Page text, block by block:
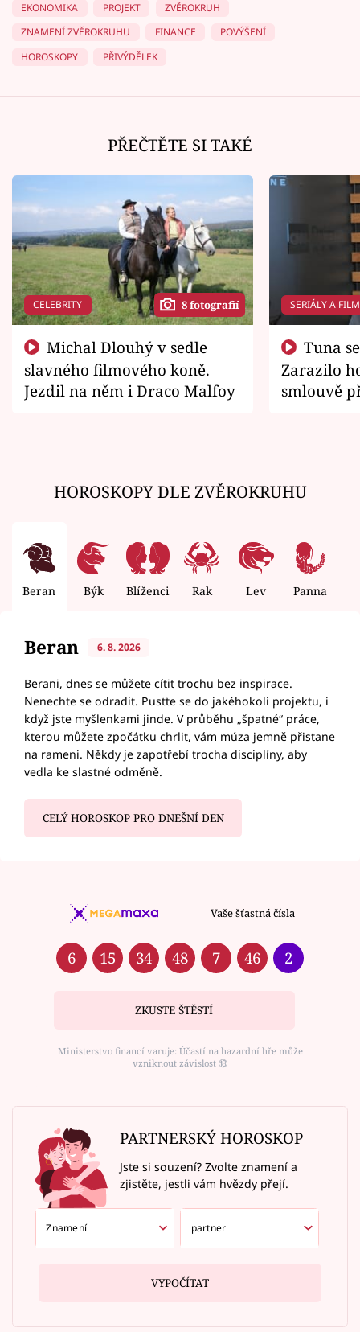
EKONOMIKA PROJEKT
ZVĚROKRUH
ZNAMENÍ ZVĚROKRUHU
FINANCE
POVÝŠENÍ
HOROSKOPY
PŘIVÝDĚLEK
PŘEČTĚTE SI TAKÉ
CELEBRITY 8 fotografií
slavného filmového koně.
Jezdil na něm i Draco Malfoy
SERIÁLY A
Zarazilo
smlouvě
HOROSKOPY DLE ZVĚROKRUHU
Beran Býk Blíženci Rak Lev Panna
Beran 6. 8. 2026
Berani, dnes se můžete cítit trochu bez inspirace.
Nenechte se odradit. Pusťte se do jakéhokoli projektu, i
když jste myšlenkami jinde. V průběhu „špatné“ práce,
kterou můžete zpočátku chrlit, vám múza jemně přistane
na rameni. Někdy je zapotřebí trocha disciplíny, aby
vedla ke slastné odměně.
CELÝ HOROSKOP PRO DNEŠNÍ DEN
Vaše šťastná čísla
6 15 34 48 7 46 2
ZKUSTE ŠTĚSTÍ
Ministerstvo financí varuje: Účastí na hazardní hře může
vzniknout závislost ⑱
PARTNERSKÝ HOROSKOP
Jste si souzení? Zvolte znamení a
zjistěte, jestli vám hvězdy přejí.
VYPOČÍTAT